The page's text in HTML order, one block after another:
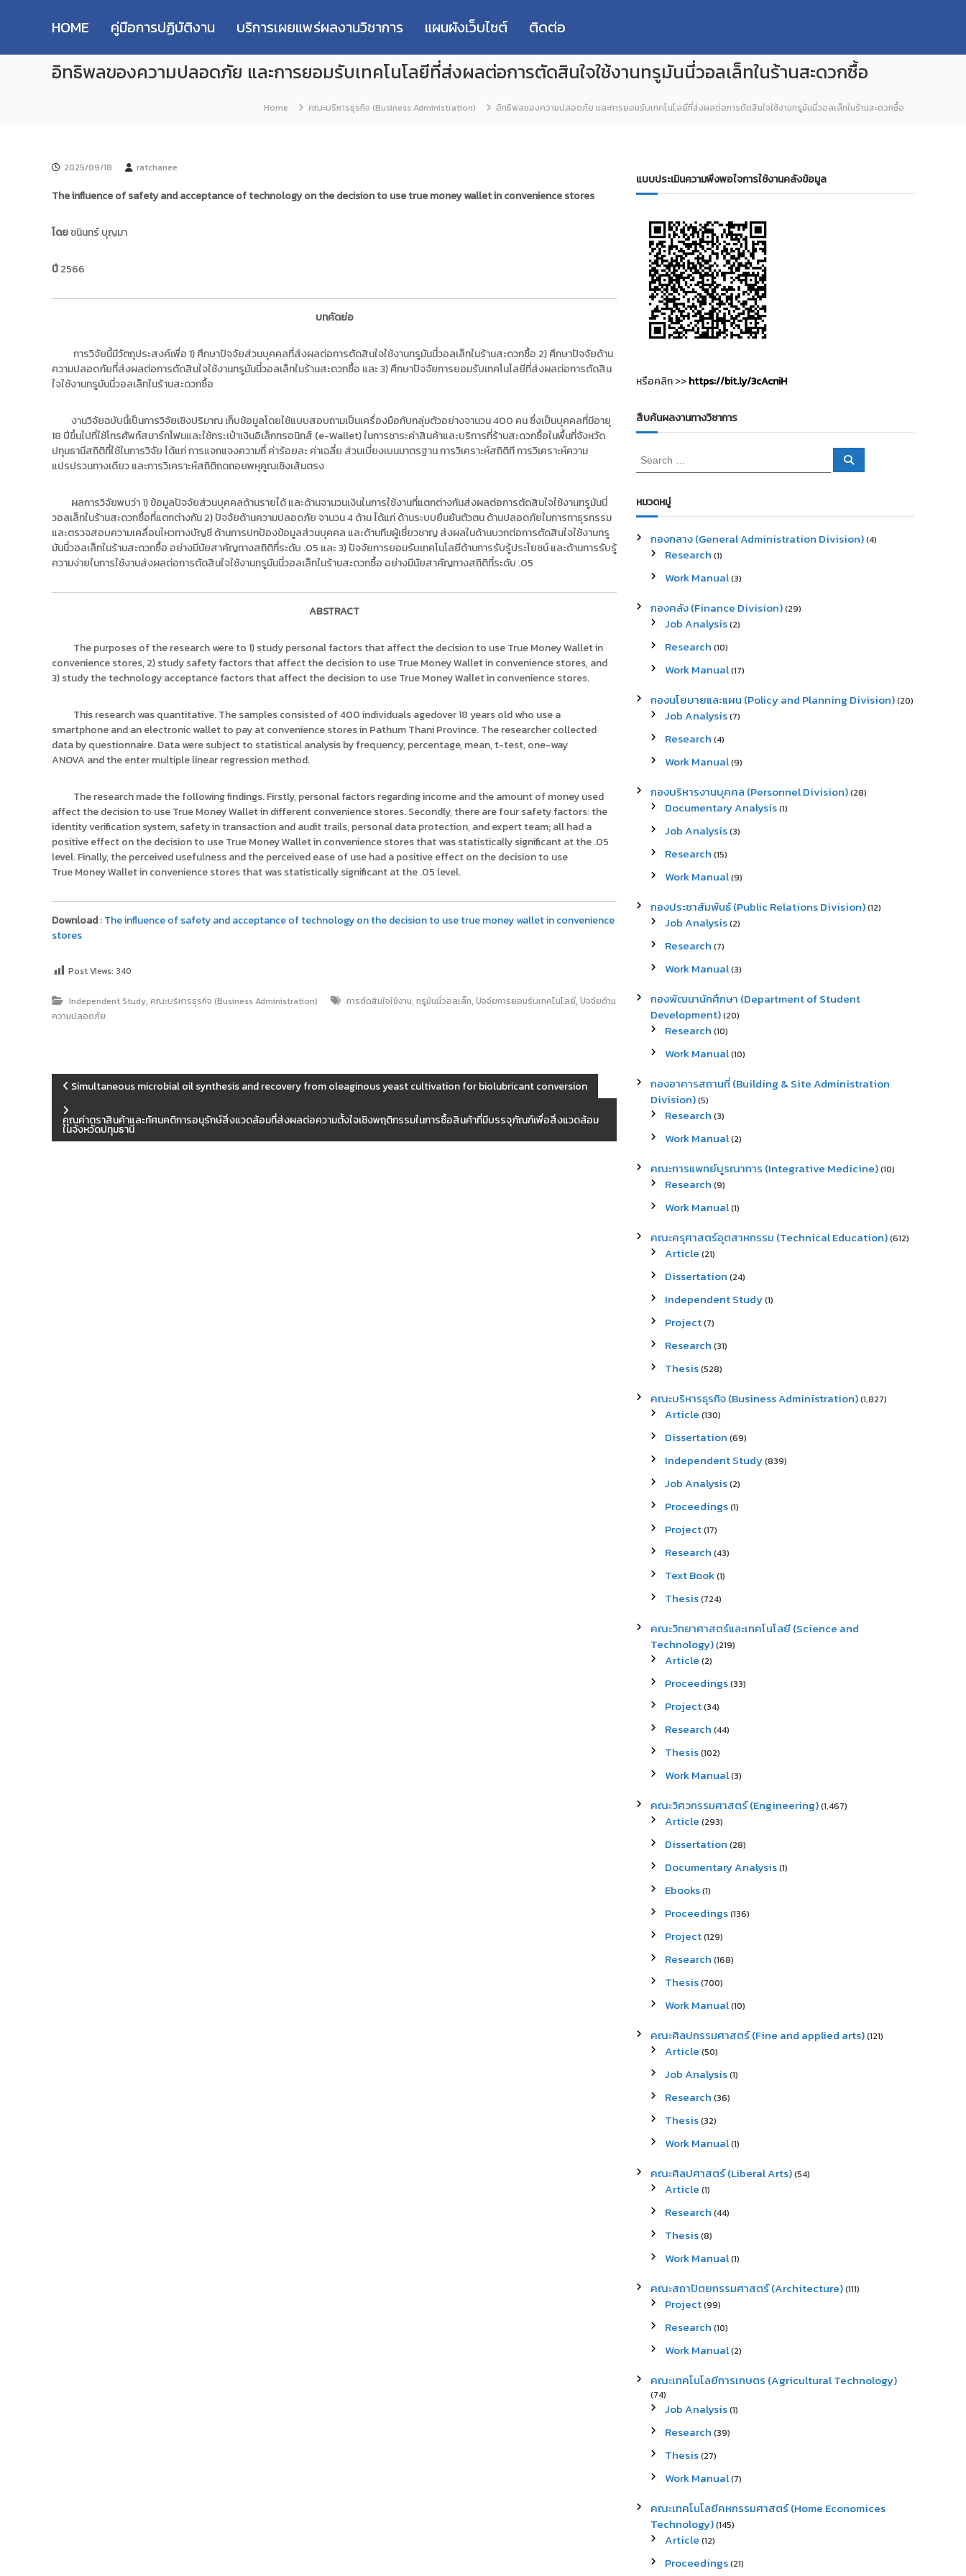
p
M
T
T
a
c
R
p
s
r
y
ลั
ง
ข้
ล
ง
า
วิ
ห
วิ
ท
ย
ค
น
ล
ร
ธั
ญ
HOME คู่มือการปฏิบัติงาน บริการเผยแพร่ผลงานวิชาการ แผนผังเว็บไซต์ ติดต่อ
อิทธิพลของความปลอดภัย และการยอมรับเทคโนโลยีที่ส่งผลต่อการตัดสินใจใช้งานทรูมันนี่วอลเล็ทในร้านสะดวกซื้อ
Home คณะบริหารธุรกิจ (Business Administration) อิทธิพลของความปลอดภัย และการยอมรับเทคโนโลยีที่ส่งผลต่อการตัดสินใจใช้งานทรูมันนี่วอลเล็ทในร้านสะดวกซื้อ
2025/09/18 ratchanee
The influence of safety and acceptance of technology on the decision to use true money wallet in convenience stores
โดยชนินทร์ บุญมา
ปี2566
บทคัดย่อ
การวิจัยนี้มีวัตถุประสงค์เพื่อ 1) ศึกษาปัจจัยส่วนบุคคลที่ส่งผลต่อการตัดสินใจใช้งานทรูมันนี่วอลเล็ทในร้านสะดวกซื้อ 2) ศึกษาปัจจัยด้าน
ความปลอดภัยที่ส่งผลต่อการตัดสินใจใช้งานทรูมันนี่วอลเล็ทในร้านสะดวกซื้อ และ 3) ศึกษาปัจจัยการยอมรับเทคโนโลยีที่ส่งผลต่อการตัดสิน
ใจใช้งานทรูมันนี่วอลเล็ทในร้านสะดวกซื้อ
งานวิจัยฉบับนี้เป็นการวิจัยเชิงปริมาณ เก็บข้อมูลโดยใช้แบบสอบถามเป็นเครื่องมือกับกลุ่มตัวอย่างจานวน 400 คน ซึ่งเป็นบุคคลที่มีอายุ
18 ปีขึ้นไปที่ใช้โทรศัพท์สมาร์ทโฟนและใช้กระเป๋าเงินอิเล็กทรอนิกส์ (e-Wallet) ในการชาระค่าสินค้าและบริการที่ร้านสะดวกซื้อในพื้นที่จังหวัด
ปทุมธานีสถิติที่ใช้ในการวิจัย ได้แก่ การแจกแจงความถี่ ค่าร้อยละ ค่าเฉลี่ย ส่วนเบี่ยงเบนมาตรฐาน การวิเคราะห์สถิติที การวิเคราะห์ความ
แปรปรวนทางเดียว และการวิเคราะห์สถิติถดถอยพหุคูณเชิงเส้นตรง
ผลการวิจัยพบว่า 1) ข้อมูลปัจจัยส่วนบุคคลด้านรายได้ และด้านจานวนเงินในการใช้งานที่แตกต่างกันส่งผลต่อการตัดสินใจใช้งานทรูมันนี่
วอลเล็ทในร้านสะดวกซื้อที่แตกต่างกัน 2) ปัจจัยด้านความปลอดภัย จานวน 4 ด้าน ได้แก่ ด้านระบบยืนยันตัวตน ด้านปลอดภัยในการทาธุรกรรม
และตรวจสอบความเคลื่อนไหวทางบัญชี ด้านการปกป้องข้อมูลส่วนบุคคล และด้านทีมผู้เชี่ยวชาญ ส่งผลในด้านบวกต่อการตัดสินใจใช้งานทรู
มันนี่วอลเล็ทในร้านสะดวกซื้อ อย่างมีนัยสาคัญทางสถิติที่ระดับ .05 และ 3) ปัจจัยการยอมรับเทคโนโลยีด้านการรับรู้ประโยชน์ และด้านการรับรู้
ความง่ายในการใช้งานส่งผลต่อการตัดสินใจใช้งานทรูมันนี่วอลเล็ทในร้านสะดวกซื้อ อย่างมีนัยสาคัญทางสถิติที่ระดับ .05
ABSTRACT
The purposes of the research were to 1) study personal factors that affect the decision to use True Money Wallet in
convenience stores, 2) study safety factors that affect the decision to use True Money Wallet in convenience stores, and
3) study the technology acceptance factors that affect the decision to use True Money Wallet in convenience stores.
This research was quantitative. The samples consisted of 400 individuals agedover 18 years old who use a
smartphone and an electronic wallet to pay at convenience stores in Pathum Thani Province. The researcher collected
data by questionnaire. Data were subject to statistical analysis by frequency, percentage, mean, t-test, one-way
ANOVA and the enter multiple linear regression method.
The research made the following findings. Firstly, personal factors regarding income and the amount of money used
affect the decision to use True Money Wallet in different convenience stores. Secondly, there are four safety factors: the
identity verification system, safety in transaction and audit trails, personal data protection, and expert team; all had a
positive effect on the decision to use True Money Wallet in convenience stores that was statistically significant at the .05
level. Finally, the perceived usefulness and the perceived ease of use had a positive effect on the decision to use
True Money Wallet in convenience stores that was statistically significant at the .05 level.
Download:The influence of safety and acceptance of technology on the decision to use true money wallet in convenience
stores
Post Views: 340
Independent Study,คณะบริหารธุรกิจ (Business Administration) การตัดสินใจใช้งาน,ทรูมันนี่วอลเล็ท,ปัจจัยการยอมรับเทคโนโลยี,ปัจจัยด้าน
ความปลอดภัย
น
Simultaneous microbial oil synthesis and recovery from oleaginous yeast cultivation for biolubricant conversion
คุณค่าตราสินค้าและทัศนคติการอนุรักษ์สิ่งแวดล้อมที่ส่งผลต่อความตั้งใจเชิงพฤติกรรมในการซื้อสินค้าที่มีบรรจุภัณฑ์เพื่อสิ่งแวดล้อม
ในจังหวัดปทุมธานี
แบบประเมินความพึงพอใจการใช้งานคลังข้อมูล
หรือคลิก >>https://bit.ly/3cAcniH
สืบค้นผลงานทางวิชาการ
S
e
r
c
f
S
หมวดหมู่
กองกลาง (General Administration Division)(4)
Research (1)
Work Manual(3)
กองคลัง (Finance Division)(29)
Job Analysis(2)
Research (10)
Work Manual(17)
กองนโยบายและแผน (Policy and Planning Division)(20)
Job Analysis(7)
Research (4)
Work Manual(9)
กองบริหารงานบุคคล (Personnel Division)(28)
Documentary Analysis(1)
Job Analysis(3)
Research (15)
Work Manual(9)
กองประชาสัมพันธ์ (Public Relations Division)(12)
Job Analysis(2)
Research (7)
Work Manual(3)
กองพัฒนานักศึกษา (Department of Student
Development)(20)
Research (10)
Work Manual(10)
กองอาคารสถานที่ (Building & Site Administration
Division)(5)
Research (3)
Work Manual(2)
คณะการแพทย์บูรณาการ (Integrative Medicine)(10)
Research (9)
Work Manual(1)
คณะครุศาสตร์อุตสาหกรรม (Technical Education)(612)
Article (21)
Dissertation (24)
Independent Study(1)
Project(7)
Research (31)
Thesis(528)
คณะบริหารธุรกิจ (Business Administration)(1,827)
Article (130)
Dissertation (69)
Independent Study(839)
Job Analysis(2)
Proceedings(1)
Project(17)
Research (43)
Text Book(1)
Thesis(724)
คณะวิทยาศาสตร์และเทคโนโลยี (Science and
Technology)(219)
Article (2)
Proceedings(33)
Project(34)
Research (44)
Thesis(102)
Work Manual(3)
คณะวิศวกรรมศาสตร์ (Engineering)(1,467)
Article (293)
Dissertation (28)
Documentary Analysis(1)
Ebooks(1)
Proceedings(136)
Project(129)
Research (168)
Thesis(700)
Work Manual(10)
คณะศิลปกรรมศาสตร์ (Fine and applied arts)(121)
Article (50)
Job Analysis(1)
Research (36)
Thesis(32)
Work Manual(1)
คณะศิลปศาสตร์ (Liberal Arts)(54)
Article (1)
Research (44)
Thesis(8)
Work Manual(1)
คณะสถาปัตยกรรมศาสตร์ (Architecture)(111)
Project(99)
Research (10)
Work Manual(2)
คณะเทคโนโลยีการเกษตร (Agricultural Technology)
(74)
Job Analysis(1)
Research (39)
Thesis(27)
Work Manual(7)
คณะเทคโนโลยีคหกรรมศาสตร์ (Home Economices
Technology)(145)
Article (12)
Proceedings(21)